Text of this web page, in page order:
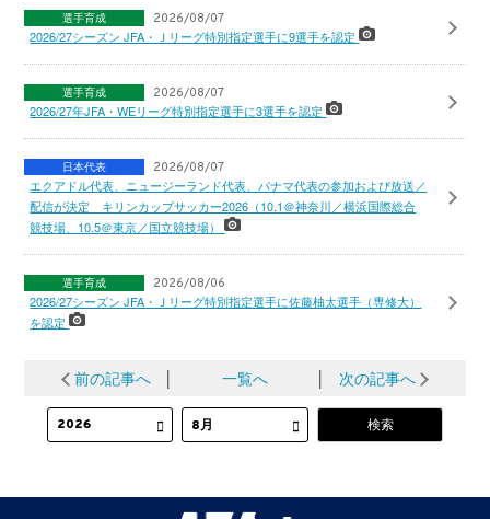
選手育成 2026/08/07
2026/27シーズン JFA・Ｊリーグ特別指定選手に9選手を認定
選手育成 2026/08/07
2026/27年JFA・WEリーグ特別指定選手に3選手を認定
日本代表 2026/08/07
エクアドル代表、ニュージーランド代表、パナマ代表の参加および放送／
配信が決定 キリンカップサッカー2026（10.1＠神奈川／横浜国際総合
競技場、10.5＠東京／国立競技場）
選手育成 2026/08/06
2026/27シーズン JFA・Ｊリーグ特別指定選手に佐藤柚太選手（専修大）
を認定
前の記事へ 一覧へ 次の記事へ